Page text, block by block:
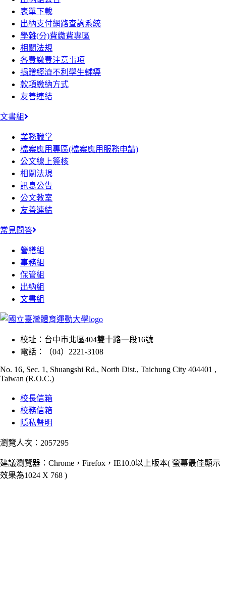
表單下載
出納支付網路查詢系統
學雜(分)費繳費專區
相關法規
各費繳費注意事項
捐贈經濟不利學生輔導
款項繳納方式
友善連結
文書組
業務職掌
檔案應用專區(檔案應用服務申請)
公文線上簽核
相關法規
訊息公告
公文教室
友善連結
常見問答
營繕組
事務組
保管組
出納組
文書組
校址： 台中市北區404雙十路一段16號
電話：
（04）2221-3108
No. 16, Sec. 1, Shuangshi Rd., North Dist., Taichung City 404401 ,
Taiwan (R.O.C.)
校長信箱
校務信箱
隱私聲明
瀏覽人次：2057295
建議瀏覽器：Chrome，Firefox，IE10.0以上版本( 螢幕最佳顯示
效果為1024 X 768 )